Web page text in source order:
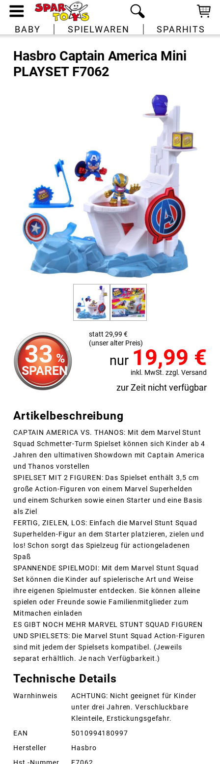
BABY SPIELWAREN SPARHITS
Hasbro Captain America Mini
PLAYSET F7062
33 %
SPAREN
statt 29,99 €
(unser alter Preis)
nur 19,99 €
inkl. MwSt. zzgl. Versand
zur Zeit nicht verfügbar
Artikelbeschreibung
CAPTAIN AMERICA VS. THANOS: Mit dem Marvel Stunt
Squad Schmetter-Turm Spielset können sich Kinder ab 4
Jahren den ultimativen Showdown mit Captain America
und Thanos vorstellen
SPIELSET MIT 2 FIGUREN: Das Spielset enthält 3,5 cm
große Action-Figuren von einem Marvel Superhelden
und einem Schurken sowie einen Starter und eine Basis
als Ziel
FERTIG, ZIELEN, LOS: Einfach die Marvel Stunt Squad
Superhelden-Figur an dem Starter platzieren, zielen und
los! Schon sorgt das Spielzeug für actiongeladenen
Spaß
SPANNENDE SPIELMODI: Mit dem Marvel Stunt Squad
Set können die Kinder auf spielerische Art und Weise
ihre eigenen Spielmuster entdecken. Sie können alleine
spielen oder Freunde sowie Familienmitglieder zum
Mitmachen einladen
ES GIBT NOCH MEHR MARVEL STUNT SQUAD FIGUREN
UND SPIELSETS: Die Marvel Stunt Squad Action-Figuren
sind mit jedem der Spielsets kompatibel. (Jeweils
separat erhältlich. Je nach Verfügbarkeit.)
Technische Details
Warnhinweis
ACHTUNG: Nicht geeignet für Kinder
unter drei Jahren. Verschluckbare
Kleinteile, Erstickungsgefahr.
EAN
5010994180997
Hersteller
Hasbro